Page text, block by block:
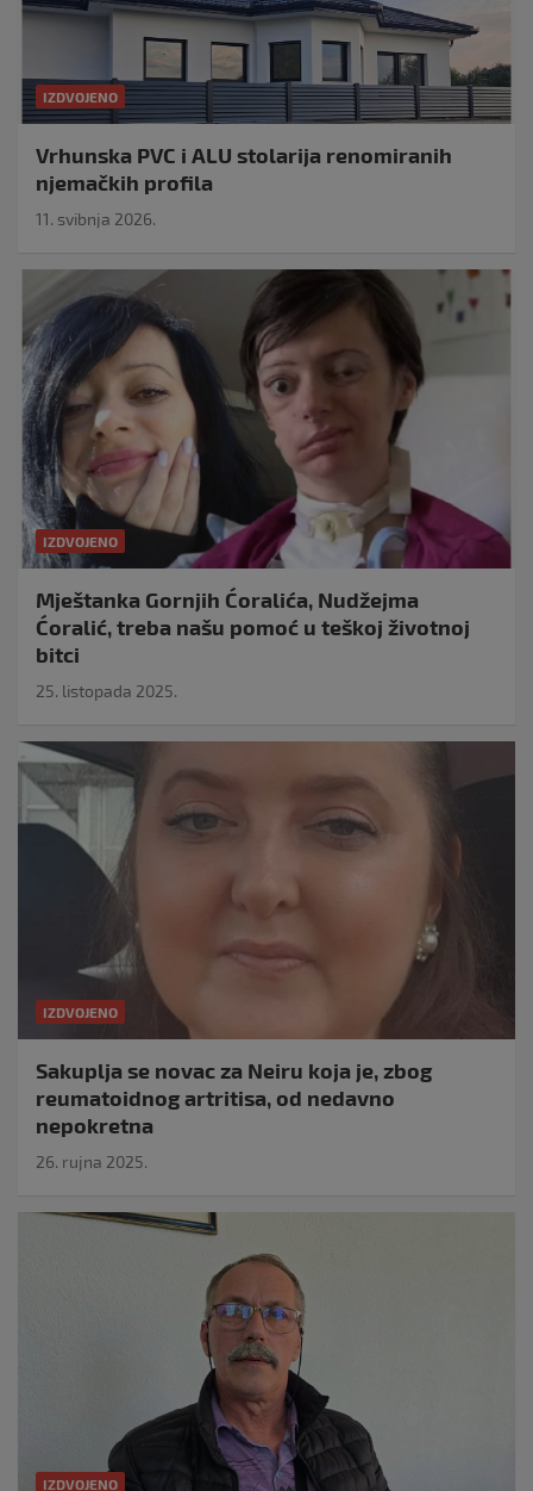
IZDVOJENO
Vrhunska PVC i ALU stolarija renomiranih
njemačkih profila
11. svibnja 2026.
IZDVOJENO
Mještanka Gornjih Ćoralića, Nudžejma
Ćoralić, treba našu pomoć u teškoj životnoj
bitci
25. listopada 2025.
IZDVOJENO
Sakuplja se novac za Neiru koja je, zbog
reumatoidnog artritisa, od nedavno
nepokretna
26. rujna 2025.
IZDVOJENO